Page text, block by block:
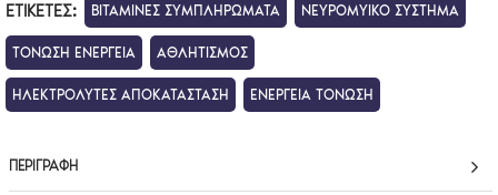
ΕΤΙΚΈΤΕΣ: ΒΙΤΑΜΙΝΕΣ ΣΥΜΠΛΗΡΩΜΑΤΑ ΝΕΥΡΟΜΥΙΚΟ ΣΥΣΤΗΜΑ
ΤΟΝΩΣΗ ΕΝΕΡΓΕΙΑ ΑΘΛΗΤΙΣΜΟΣ
ΗΛΕΚΤΡΟΛΥΤΕΣ ΑΠΟΚΑΤΑΣΤΑΣΗ ΕΝΕΡΓΕΙΑ ΤΟΝΩΣΗ
ΠΕΡΙΓΡΑΦΉ